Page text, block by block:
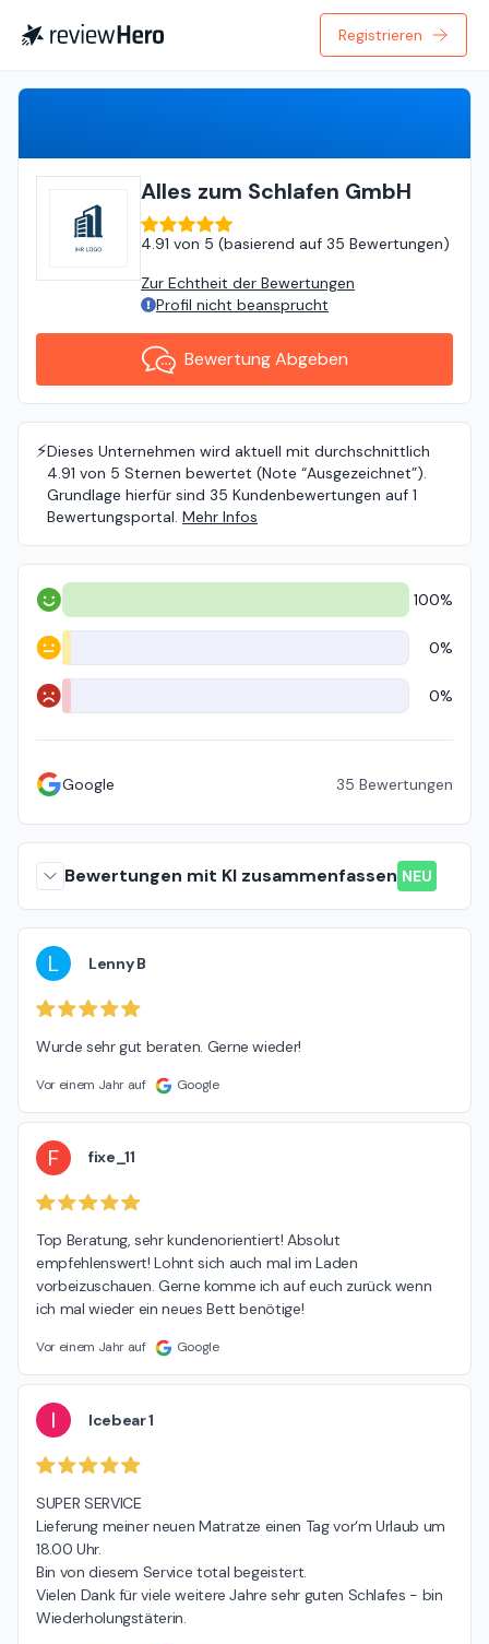
Registrieren
Alles zum Schlafen GmbH
4.91 von 5 (basierend auf 35 Bewertungen)
Zur Echtheit der Bewertungen
Profil nicht beansprucht
Bewertung Abgeben
⚡️Dieses Unternehmen wird aktuell mit durchschnittlich
4.91 von 5 Sternen bewertet (Note “Ausgezeichnet”).
Grundlage hierfür sind 35 Kundenbewertungen auf 1
Bewertungsportal. Mehr Infos
Positiv 100%
Neutral 0%
Negativ 0%
Google 35 Bewertungen
Bewertungen mit KI zusammenfassen NEU
L Lenny B
Wurde sehr gut beraten. Gerne wieder!
Vor einem Jahr auf Google
F fixe_11
Top Beratung, sehr kundenorientiert! Absolut
empfehlenswert! Lohnt sich auch mal im Laden
vorbeizuschauen. Gerne komme ich auf euch zurück wenn
ich mal wieder ein neues Bett benötige!
Vor einem Jahr auf Google
I Icebear 1
SUPER SERVICE
Lieferung meiner neuen Matratze einen Tag vor‘m Urlaub um
18.00 Uhr.
Bin von diesem Service total begeistert.
Vielen Dank für viele weitere Jahre sehr guten Schlafes - bin
Wiederholungstäterin.